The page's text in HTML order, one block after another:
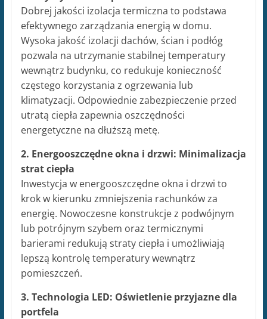
Dobrej jakości izolacja termiczna to podstawa
efektywnego zarządzania energią w domu.
Wysoka jakość izolacji dachów, ścian i podłóg
pozwala na utrzymanie stabilnej temperatury
wewnątrz budynku, co redukuje konieczność
częstego korzystania z ogrzewania lub
klimatyzacji. Odpowiednie zabezpieczenie przed
utratą ciepła zapewnia oszczędności
energetyczne na dłuższą metę.
2. Energooszczędne okna i drzwi: Minimalizacja
strat ciepła
Inwestycja w energooszczędne okna i drzwi to
krok w kierunku zmniejszenia rachunków za
energię. Nowoczesne konstrukcje z podwójnym
lub potrójnym szybem oraz termicznymi
barierami redukują straty ciepła i umożliwiają
lepszą kontrolę temperatury wewnątrz
pomieszczeń.
3. Technologia LED: Oświetlenie przyjazne dla
portfela